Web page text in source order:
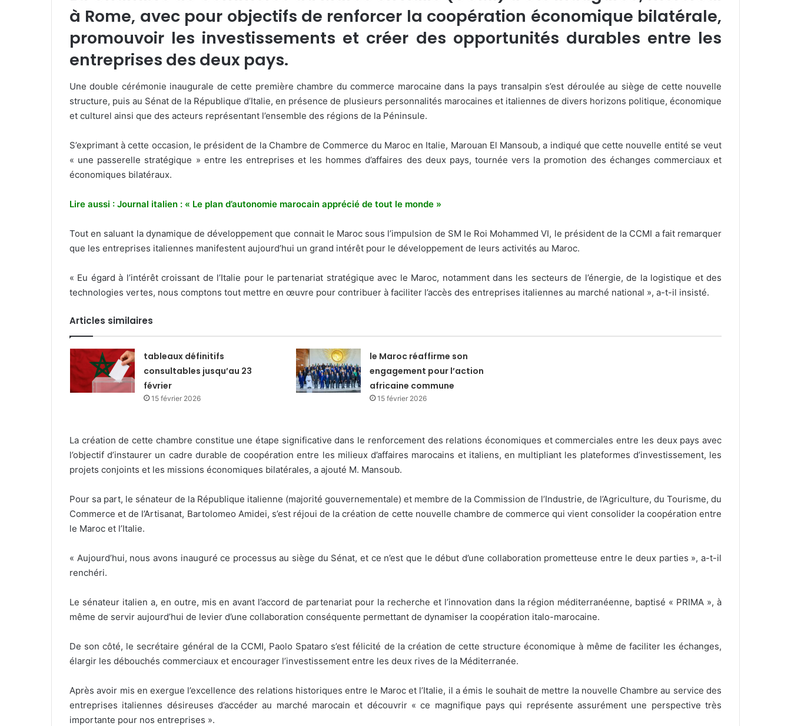
à Rome, avec pour objectifs de renforcer la coopération économique bilatérale,
promouvoir les investissements et créer des opportunités durables entre les
entreprises des deux pays.
Une double cérémonie inaugurale de cette première chambre du commerce marocaine dans la pays transalpin s’est déroulée au siège de cette nouvelle
structure, puis au Sénat de la République d’Italie, en présence de plusieurs personnalités marocaines et italiennes de divers horizons politique, économique
et culturel ainsi que des acteurs représentant l’ensemble des régions de la Péninsule.
S’exprimant à cette occasion, le président de la Chambre de Commerce du Maroc en Italie, Marouan El Mansoub, a indiqué que cette nouvelle entité se veut
« une passerelle stratégique » entre les entreprises et les hommes d’affaires des deux pays, tournée vers la promotion des échanges commerciaux et
économiques bilatéraux.
Lire aussi : Journal italien : « Le plan d’autonomie marocain apprécié de tout le monde »
Tout en saluant la dynamique de développement que connait le Maroc sous l’impulsion de SM le Roi Mohammed VI, le président de la CCMI a fait remarquer
que les entreprises italiennes manifestent aujourd’hui un grand intérêt pour le développement de leurs activités au Maroc.
« Eu égard à l’intérêt croissant de l’Italie pour le partenariat stratégique avec le Maroc, notamment dans les secteurs de l’énergie, de la logistique et des
technologies vertes, nous comptons tout mettre en œuvre pour contribuer à faciliter l’accès des entreprises italiennes au marché national », a-t-il insisté.
Articles similaires
tableaux définitifs
consultables jusqu’au 23
février
15 février 2026
le Maroc réaffirme son
engagement pour l’action
africaine commune
15 février 2026
La création de cette chambre constitue une étape significative dans le renforcement des relations économiques et commerciales entre les deux pays avec
l’objectif d’instaurer un cadre durable de coopération entre les milieux d’affaires marocains et italiens, en multipliant les plateformes d’investissement, les
projets conjoints et les missions économiques bilatérales, a ajouté M. Mansoub.
Pour sa part, le sénateur de la République italienne (majorité gouvernementale) et membre de la Commission de l’Industrie, de l’Agriculture, du Tourisme, du
Commerce et de l’Artisanat, Bartolomeo Amidei, s’est réjoui de la création de cette nouvelle chambre de commerce qui vient consolider la coopération entre
le Maroc et l’Italie.
« Aujourd’hui, nous avons inauguré ce processus au siège du Sénat, et ce n’est que le début d’une collaboration prometteuse entre le deux parties », a-t-il
renchéri.
Le sénateur italien a, en outre, mis en avant l’accord de partenariat pour la recherche et l’innovation dans la région méditerranéenne, baptisé « PRIMA », à
même de servir aujourd’hui de levier d’une collaboration conséquente permettant de dynamiser la coopération italo-marocaine.
De son côté, le secrétaire général de la CCMI, Paolo Spataro s’est félicité de la création de cette structure économique à même de faciliter les échanges,
élargir les débouchés commerciaux et encourager l’investissement entre les deux rives de la Méditerranée.
Après avoir mis en exergue l’excellence des relations historiques entre le Maroc et l’Italie, il a émis le souhait de mettre la nouvelle Chambre au service des
entreprises italiennes désireuses d’accéder au marché marocain et découvrir « ce magnifique pays qui représente assurément une perspective très
importante pour nos entreprises ».